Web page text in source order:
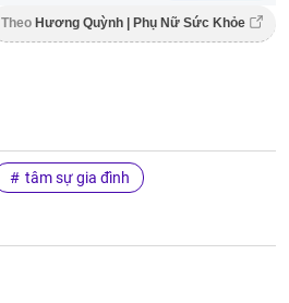
Theo Hương Quỳnh | Phụ Nữ Sức Khỏe
tâm sự gia đình